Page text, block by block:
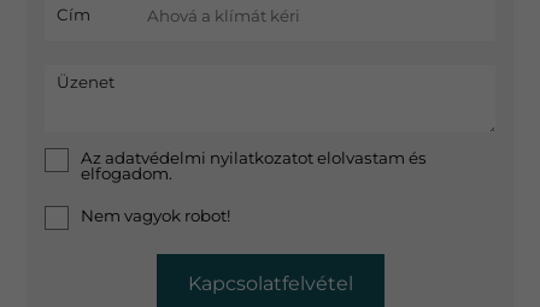
Cím
Üzenet
Az adatvédelmi nyilatkozatot elolvastam és
elfogadom.
Nem vagyok robot!
Kapcsolatfelvétel